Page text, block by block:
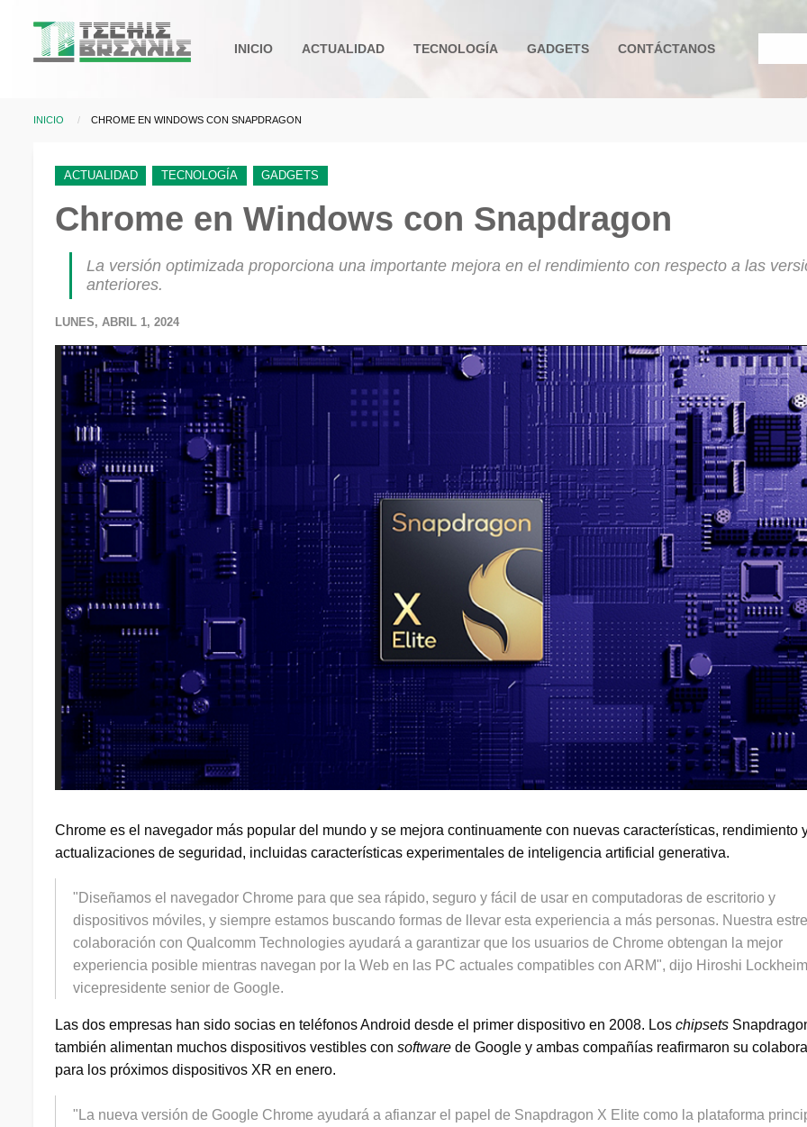
Main
INICIO ACTUALIDAD TECNOLOGÍA GADGETS CONTÁCTANOS
INICIO CURRENT:
CHROME EN WINDOWS CON SNAPDRAGON
ACTUALIDAD TECNOLOGÍA GADGETS
Chrome en Windows con Snapdragon
La versión optimizada proporciona una importante mejora en el rendimiento con respecto a las
anteriores.
LUNES, ABRIL 1, 2024
Chrome es el navegador más popular del mundo y se mejora continuamente con nuevas características, rendimiento
actualizaciones de seguridad, incluidas características experimentales de inteligencia artificial generativa.
"Diseñamos el navegador Chrome para que sea rápido, seguro y fácil de usar en computadoras de escritorio y
dispositivos móviles, y siempre estamos buscando formas de llevar esta experiencia a más personas. Nuestra
colaboración con Qualcomm Technologies ayudará a garantizar que los usuarios de Chrome obtengan la mejor
experiencia posible mientras navegan por la Web en las PC actuales compatibles con ARM", dijo Hiroshi
vicepresidente senior de Google.
Las dos empresas han sido socias en teléfonos Android desde el primer dispositivo en 2008. Los chipsets
también alimentan muchos dispositivos vestibles con software de Google y ambas compañías reafirmaron su
para los próximos dispositivos XR en enero.
"La nueva versión de Google Chrome ayudará a afianzar el papel de Snapdragon X Elite como la plataforma